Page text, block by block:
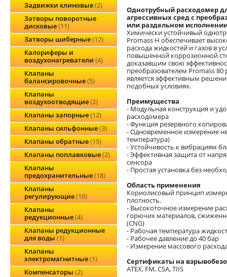
Задвижки клиновые 2
Затворы поворотные
дисковые 11
Затворы шиберные 12
Калориферы и
воздухонагреватели 4
Клапаны
балансировочные 5
Клапаны
воздухоотводящие 2
Клапаны запорные 12
Клапаны сильфонные 3
Клапаны обратные 15
Клапаны поплавковые 2
Клапаны
предохранительные 18
Клапаны
регулирующие 10
Клапаны
редукционные 4
Клапаны редукционные
для воды 1
Клапаны
электромагнитные 1
Компенсаторы 2
Однотрубный расходомер
агрессивных сред с
или раздельном
Химически устойчивый
Promass H обеспечивает
расхода жидкостей и газов в
повышенной коррозионной
доказавшим свою
преобразователем Promass
является эффективным
подобных условиях.
Преимущества
- Модульная конструкция и
расходомера
- Функция резервного
- Одновременное измерение
температура)
- Устойчивость к вибрациям
- Эффективная защита от
сенсора
- Простая установка без
Область применения
Кориолисовый принцип
плотность.
- Высокоточное измерение
горючих материалов,
(CNG)
- Рабочая температура
- Рабочее давление до 40 бар
- Измерение массового
Сертификаты на
ATEX, FM, CSA, TIIS